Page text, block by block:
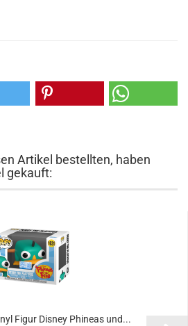
Artikel bestellten, haben
gekauft:
Figur Dis­ney Phi­ne­as und...